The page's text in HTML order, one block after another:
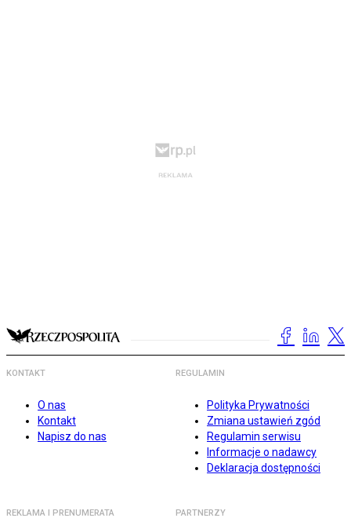
KONTAKT
O nas
Kontakt
Napisz do nas
REGULAMIN
Polityka Prywatności
Zmiana ustawień zgód
Regulamin serwisu
Informacje o nadawcy
Deklaracja dostępności
REKLAMA I PRENUMERATA PARTNERZY